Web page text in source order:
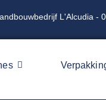
L'Alcudia -